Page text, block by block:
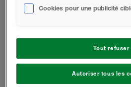
Cookies pour une publicité
Tout refuser
Autoriser tous les